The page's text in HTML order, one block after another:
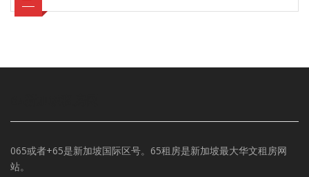
065或者+65是新加坡国际区号。65租房是新加坡最大华文租房网
站。